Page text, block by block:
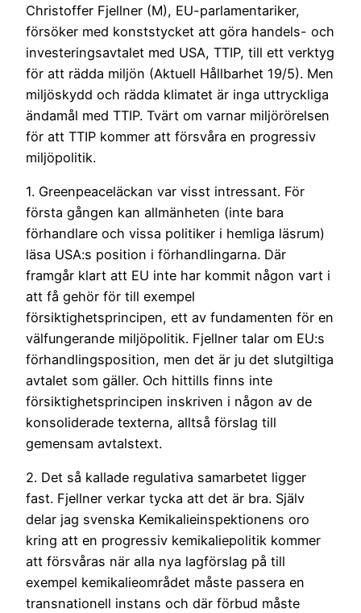
Christoffer Fjellner (M), EU-parlamentariker,
försöker med konststycket att göra handels- och
investeringsavtalet med USA, TTIP, till ett verktyg
för att rädda miljön (Aktuell Hållbarhet 19/5). Men
miljöskydd och rädda klimatet är inga uttryckliga
ändamål med TTIP. Tvärt om varnar miljörörelsen
för att TTIP kommer att försvåra en progressiv
miljöpolitik.
1. Greenpeaceläckan var visst intressant. För
första gången kan allmänheten (inte bara
förhandlare och vissa politiker i hemliga läsrum)
läsa USA:s position i förhandlingarna. Där
framgår klart att EU inte har kommit någon vart i
att få gehör för till exempel
försiktighetsprincipen, ett av fundamenten för en
välfungerande miljöpolitik. Fjellner talar om EU:s
förhandlingsposition, men det är ju det slutgiltiga
avtalet som gäller. Och hittills finns inte
försiktighetsprincipen inskriven i någon av de
konsoliderade texterna, alltså förslag till
gemensam avtalstext.
2. Det så kallade regulativa samarbetet ligger
fast. Fjellner verkar tycka att det är bra. Själv
delar jag svenska Kemikalieinspektionens oro
kring att en progressiv kemikaliepolitik kommer
att försvåras när alla nya lagförslag på till
exempel kemikalieområdet måste passera en
transnationell instans och där förbud måste